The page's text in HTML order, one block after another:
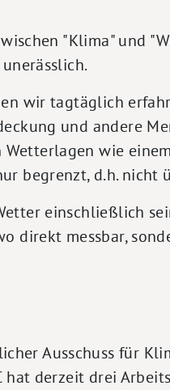
"Klima" und
wir tagtäglich
und andere
wie
begrenzt, d.h. nicht
einschließlich
direkt messbar,
Ausschuss für
derzeit drei